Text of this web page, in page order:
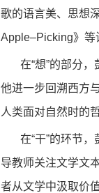
歌的语言美、思想
Apple–Picking》等
在“想”的部分
他进一步回溯西方
人类面对自然时的
在“干”的环节，
导教师关注文学文
者从文学中汲取价